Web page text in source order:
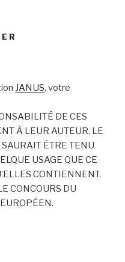
JANUS, votre
DE CES
À LEUR AUTEUR. LE
ÊTRE TENU
USAGE QUE CE
CONTIENNENT.
CONCOURS DU